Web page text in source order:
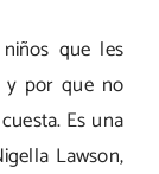
que les
y por que no
Es una
Lawson,